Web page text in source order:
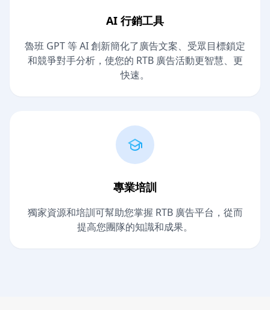
AI 行銷工具
魯班 GPT 等 AI 創新簡化了廣告文案、受眾目標鎖定
和競爭對手分析，使您的 RTB 廣告活動更智慧、更
快速。
專業培訓
獨家資源和培訓可幫助您掌握 RTB 廣告平台，從而
提高您團隊的知識和成果。